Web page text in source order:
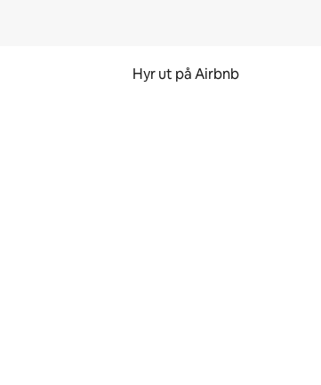
Hyr ut på Airbnb